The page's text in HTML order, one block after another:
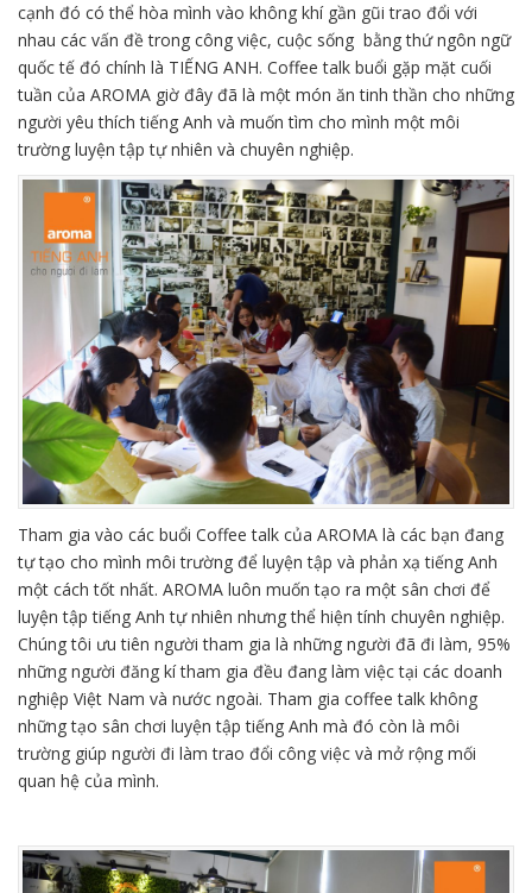
cạnh đó có thể hòa mình vào không khí gần gũi trao đổi với
nhau các vấn đề trong công việc, cuộc sống bằng thứ ngôn ngữ
quốc tế đó chính là TIẾNG ANH. Coffee talk buổi gặp mặt cuối
tuần của AROMA giờ đây đã là một món ăn tinh thần cho những
người yêu thích tiếng Anh và muốn tìm cho mình một môi
trường luyện tập tự nhiên và chuyên nghiệp.
Tham gia vào các buổi Coffee talk của AROMA là các bạn đang
tự tạo cho mình môi trường để luyện tập và phản xạ tiếng Anh
một cách tốt nhất. AROMA luôn muốn tạo ra một sân chơi để
luyện tập tiếng Anh tự nhiên nhưng thể hiện tính chuyên nghiệp.
Chúng tôi ưu tiên người tham gia là những người đã đi làm, 95%
những người đăng kí tham gia đều đang làm việc tại các doanh
nghiệp Việt Nam và nước ngoài. Tham gia coffee talk không
những tạo sân chơi luyện tập tiếng Anh mà đó còn là môi
trường giúp người đi làm trao đổi công việc và mở rộng mối
quan hệ của mình.